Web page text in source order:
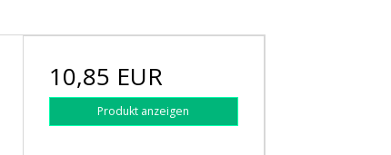
10,85 EUR
Produkt anzeigen